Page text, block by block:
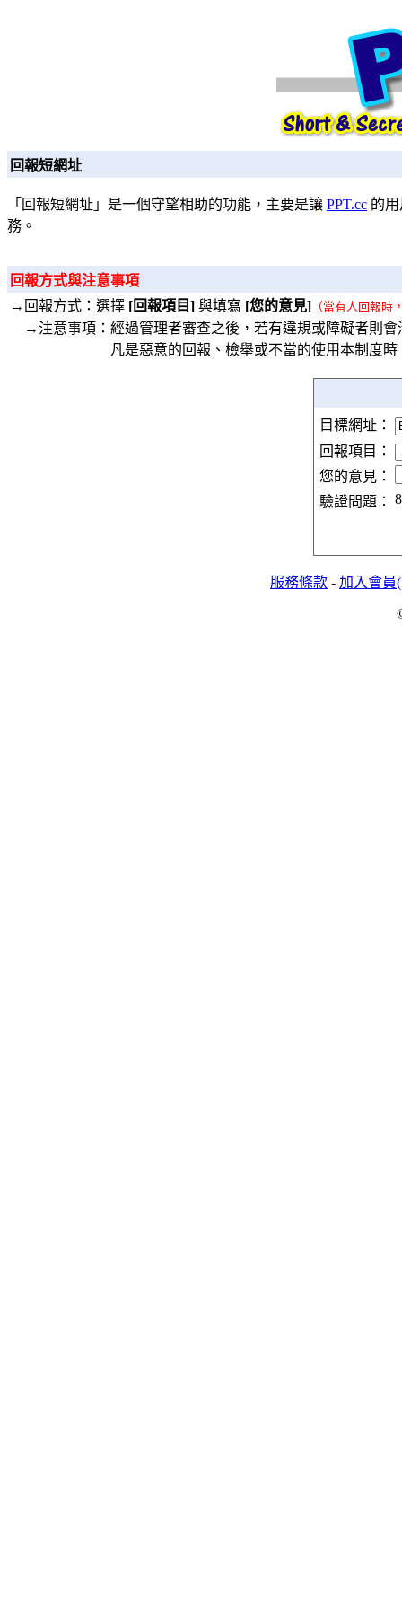
回報短網址
「回報短網址」是一個守望相助的功能，主要是讓 PPT.cc 的
務。
回報方式與注意事項
→回報方式：選擇 [回報項目] 與填寫 [您的意見] （當有人回報時
→注意事項：經過管理者審查之後，若有違規或障礙者則
凡是惡意的回報、檢舉或不當的使用本制度時，
目標網址：
回報項目：
您的意見：
驗證問題：
服務條款 - 加入會員